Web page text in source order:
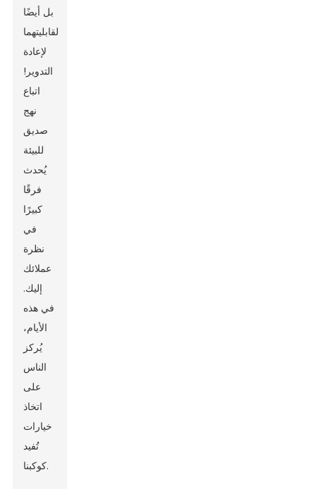
بل أيضًا
لقابليتهما
لإعادة
التدوير!
اتباع
نهج
صديق
للبيئة
يُحدث
فرقًا
كبيرًا
في
نظرة
عملائك
إليك.
في هذه
الأيام،
يُركز
الناس
على
اتخاذ
خيارات
تُفيد
كوكبنا.